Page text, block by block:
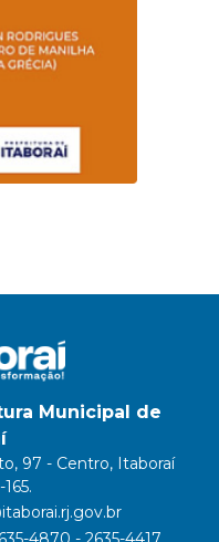
Municipal de
97 - Centro, Itaboraí